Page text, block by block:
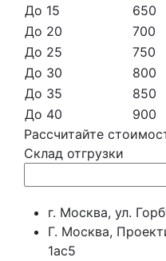
До 15
650
До 20
700
До 25
750
До 30
800
До 35
850
До 40
900
Рассчитайте
Склад отгрузки
г. Москва, ул.
Г. Москва,
1ас5